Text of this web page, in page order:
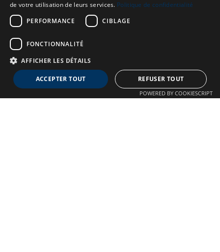
Neuro MAV France
Association dédiée aux patients souffrant de Malformations
de votre utilisation de leurs services. Politique de confidentialité
PERFORMANCE
CIBLAGE
FONCTIONNALITÉ
AFFICHER LES DÉTAILS
ACCEPTER TOUT REFUSER TOUT
POWERED BY COOKIESCRIPT